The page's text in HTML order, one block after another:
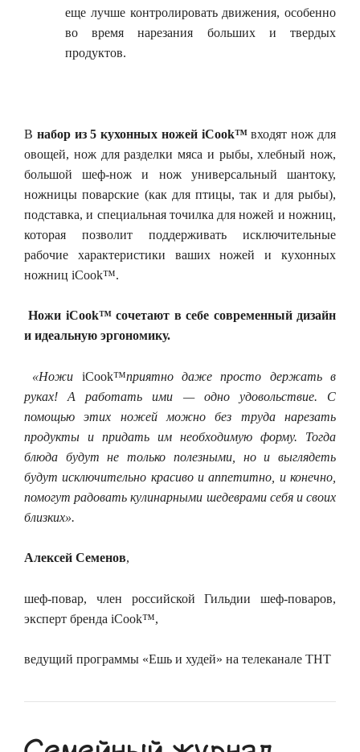
еще лучше контролировать движения, особенно
во время нарезания больших и твердых
продуктов.
В набор из 5 кухонных ножей iCook™входят нож для
овощей, нож для разделки мяса и рыбы, хлебный нож,
большой шеф-нож и нож универсальный шантоку,
ножницы поварские (как для птицы, так и для рыбы),
подставка, и специальная точилка для ножей и ножниц,
которая позволит поддерживать исключительные
рабочие характеристики ваших ножей и кухонных
ножниц iCook™.
Ножи iCook™ сочетают в себе современный дизайн
и идеальную эргономику.
«Ножи iCook™приятно даже просто держать в
руках! А работать ими — одно удовольствие. С
помощью этих ножей можно без труда нарезать
продукты и придать им необходимую форму. Тогда
блюда будут не только полезными, но и выглядеть
будут исключительно красиво и аппетитно, и конечно,
помогут радовать кулинарными шедеврами себя и своих
близких».
Алексей Семенов,
шеф-повар, член российской Гильдии шеф-поваров,
эксперт бренда iCook™,
ведущий программы «Ешь и худей» на телеканале ТНТ